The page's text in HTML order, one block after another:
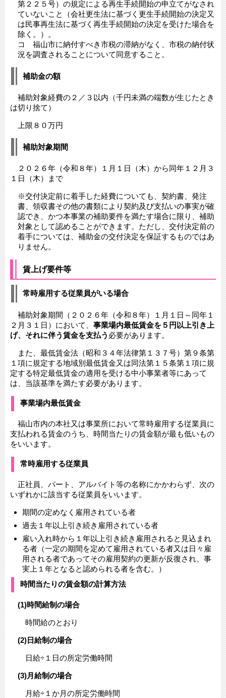
第２２５号）の規定による再生手続開始の申立てがなされ
ていないこと（会社更生法に基づく更生手続開始の決定又
は民事再生法に基づく再生手続開始の決定を受けた場合を
除く。）。
コ 福山市に納付すべき市税の滞納がなく、市税の納付状
況を調査されることについて同意すること。
補助金の額
補助対象経費の２／３以内（千円未満の端数が生じたとき
は切り捨て）
上限８０万円
補助対象期間
２０２６年（令和８年）１月１日（木）から同年１２月３
１日（木）まで
※交付決定前に着手した経費についても、契約書、発注
書、領収書その他の書類により契約及び支払いの事実が確
認でき、かつ本事業の補助要件を満たす場合に限り、補助
対象として認めることができます。ただし、交付決定前の
着手については、補助金の交付決定を保証するものではあ
りません。
賃上げ要件等
常時雇用する従業員がいる場合
補助対象期間（２０２６年（令和８年）１月１日～同年１
２月３１日）において、 事業場内最低賃金を５円以上引き上
げ、それに伴う賃金を支払う 必要があります。
また、最低賃金法（昭和３４年法律第１３７号）第９条第
１項に規定する地域別最低賃金又は同法第１５条第１項に規
定する特定最低賃金の適用を受ける中小事業者等にあって
は、当該基準を満たす必要があります。
事業場内最低賃金
福山市内の本社又は事業所において常時雇用する従業員に
支払われる賃金のうち、時間当たりの賃金額が最も低いもの
をいいます。
常時雇用する従業員
正社員、パート、アルバイト等の名称にかかわらず、次の
いずれかに該当する従業員をいいます。
期間の定めなく雇用されている者
過去１年以上引き続き雇用されている者
雇い入れ時から１年以上引き続き雇用されると見込まれ
る者（一定の期間を定めて雇用されている者又は日々雇
用される者であってその雇用契約の更新が反復され、事
実上１年となると認められる者を含む。）
時間当たりの賃金額の計算方法
(1)時間給制の場合
時間給のとおり
(2)日給制の場合
日給÷１日の所定労働時間
(3)月給制の場合
月給÷１か月の所定労働時間